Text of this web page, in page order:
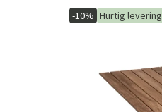
-10% Hurtig levering